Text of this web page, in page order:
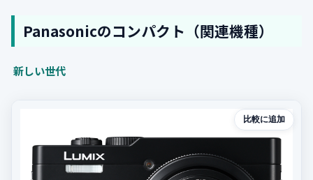
Panasonicのコンパクト（関連機種）
新しい世代
比較に追加